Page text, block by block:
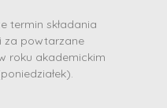
termin składania
za powtarzane
roku akademickim